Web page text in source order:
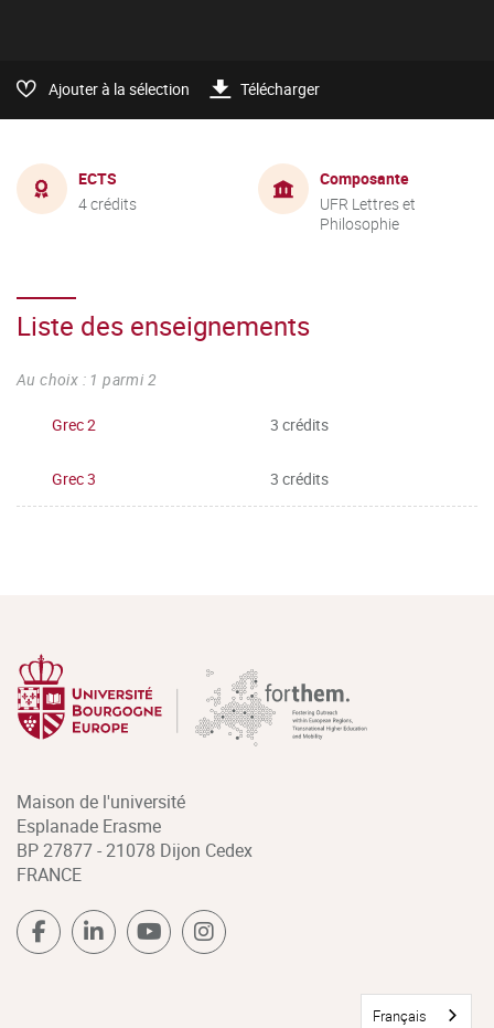
Ajouter à la sélection Télécharger
ECTS
4 crédits
Composante
UFR Lettres et
Philosophie
Liste des enseignements
Au choix : 1 parmi 2
Grec 2 3 crédits
Grec 3 3 crédits
Maison de l'université
Esplanade Erasme
BP 27877 - 21078 Dijon Cedex
FRANCE
Français